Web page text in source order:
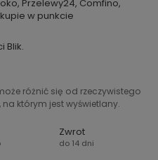
Przelewy24, Comfino,
w punkcie
Blik.
różnić się od rzeczywistego
którym jest wyświetlany.
Zwrot
do 14 dni